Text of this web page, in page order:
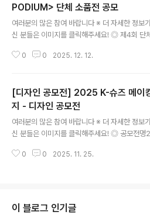
PODIUM> 단체 소품전 공모
여러분의 많은 참여 바랍니다 ※ 더 자세한 정보
신 분들은 이미지를 클릭해주세요! ◎ 제4회 단
가분들을 기다립니다.본 전시는 공개 공모를 통해
전시명｜제4회 단체 소품전- 전시기간｜2026.
30 예정- 전시장소｜로하갤러리 (서울 강남구
길 9-20)- 모집기간｜2025. 12. 4 (목) - 12.
출품 조건1) 시각 예술 분야 전반의 순수 창작 작
3) 전 작품 판매가 30만원 균일가 ◎ 제출 ..
0 0 2025. 12. 12.
[디자인 공모전] 2025 K-슈즈 메이
지 - 디자인 공모전
여러분의 많은 참여 바랍니다 ※ 더 자세한 정보
신 분들은 이미지를 클릭해주세요! ◎ 공모전
부문 (고등학교 재학생 이하 청소년)일반 부문 (
3차 본선 : 2026. 01. 05.(월) 예정⑤ 시상 :
0 0 2025. 11. 25.
이 블로그 인기글